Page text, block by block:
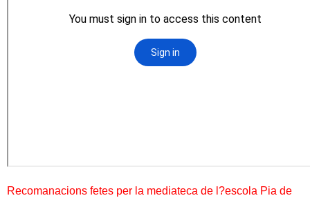
Recomanacions fetes per la mediateca de l?escola Pia de